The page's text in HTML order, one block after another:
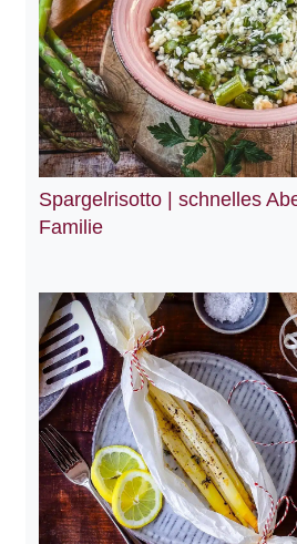
Spargelrisotto | schnelles
Familie